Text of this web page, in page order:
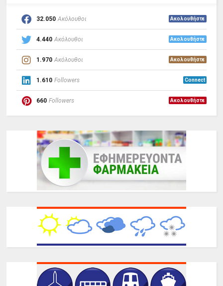
32.050 Ακόλουθοι Ακολουθήστε
4.440 Ακόλουθοι Ακολουθήστε
1.970 Ακόλουθοι Ακολουθήστε
1.610 Followers Connect
660 Followers Ακολουθήστε